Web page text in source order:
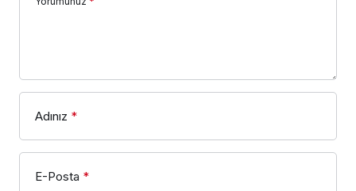
Adınız *
E-Posta *